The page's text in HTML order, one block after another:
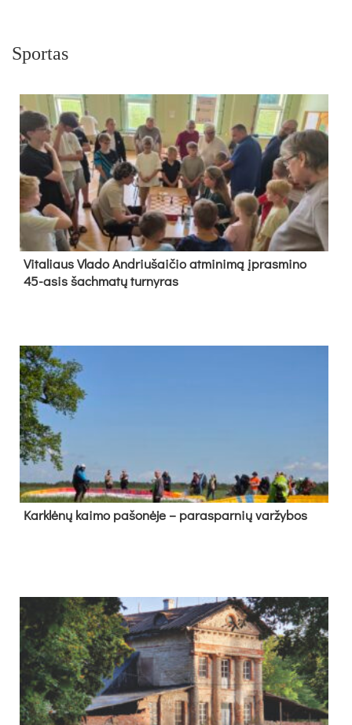
Sportas
Vi­ta­liaus Vla­do And­riu­šai­čio at­mi­ni­mą įpras­mi­no
45-asis šach­ma­tų tur­ny­ras
Kark­lė­nų kai­mo pa­šo­nė­je – pa­ras­par­nių var­žy­bos